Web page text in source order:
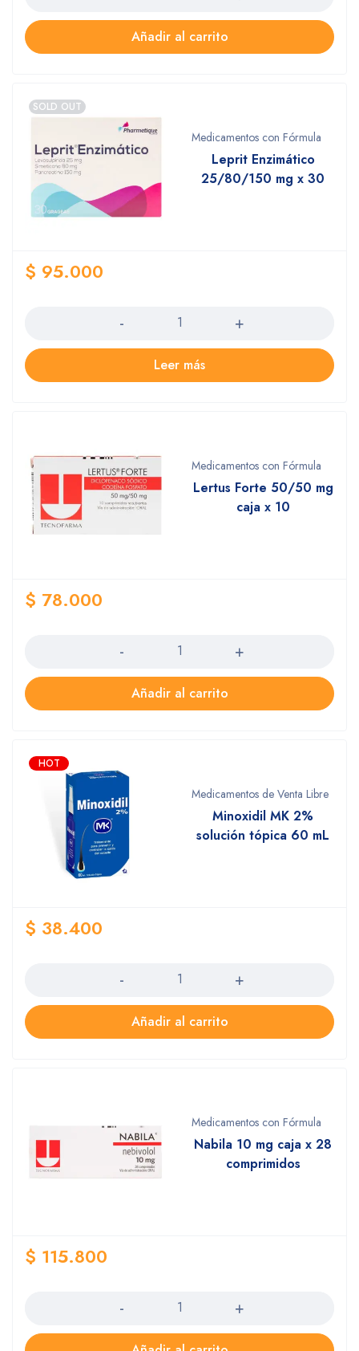
Añadir al carrito
SOLD OUT
Medicamentos con Fórmula
Leprit Enzimático
25/80/150 mg x 30
$ 95.000
Leer más
Medicamentos con Fórmula
Lertus Forte 50/50 mg
caja x 10
$ 78.000
Añadir al carrito
HOT
Medicamentos de Venta Libre
Minoxidil MK 2%
solución tópica 60 mL
$ 38.400
Añadir al carrito
Medicamentos con Fórmula
Nabila 10 mg caja x 28
comprimidos
$ 115.800